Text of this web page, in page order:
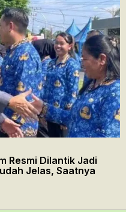
Resmi Dilantik Jadi
Jelas, Saatnya